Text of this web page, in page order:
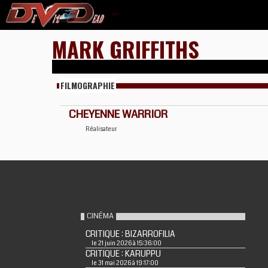
MARK GRIFFITHS
FILMOGRAPHIE
CHEYENNE WARRIOR
Réalisateur
CINÉMA
CRITIQUE : BIZARROFILIA
le 21 juin 2026 à 15:36:00
CRITIQUE : KARUPPU
le 31 mai 2026 à 19:17:00